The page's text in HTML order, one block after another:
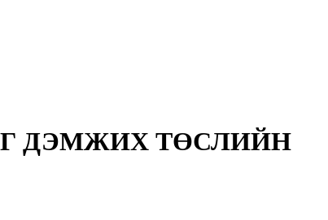
ДЭМЖИХ ТӨСЛИЙН